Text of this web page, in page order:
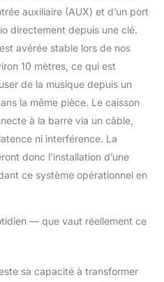
auxiliaire (AUX) et d’un port
directement depuis une clé.
avérée stable lors de nos
10 mètres, ce qui est
de la musique depuis un
la même pièce. Le caisson
à la barre via un câble,
ni interférence. La
donc l’installation d’une
ce système opérationnel en
— que vaut réellement ce
sa capacité à transformer